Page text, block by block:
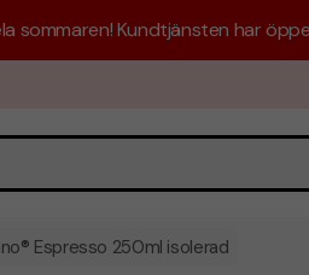
sommaren! Kundtjänsten har
Espresso 250ml isolerad